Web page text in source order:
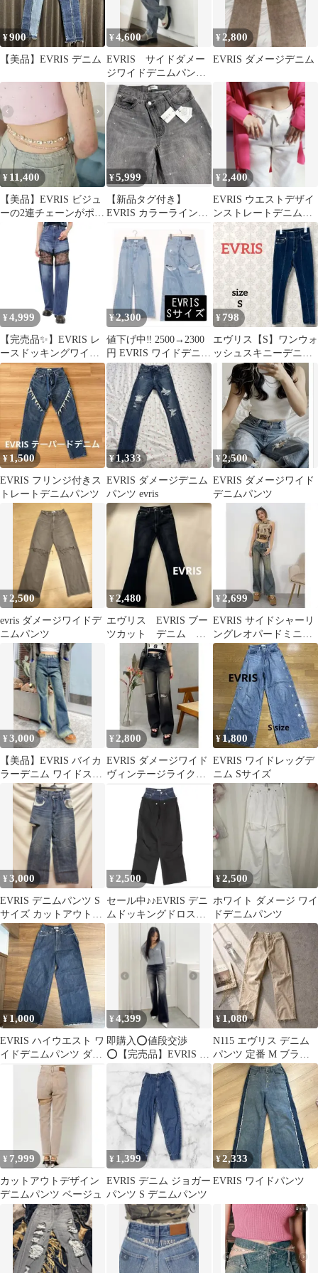
¥900
【美品】EVRIS デニム
¥4,600
EVRIS サイドダメー
ジワイドデニムパンツ
（アイスブルー）
¥ 2,800
EVRIS ダメージデニム
¥ 11,400
【美品】EVRIS ビジュ
ーの2連チェーンがポイ
ントワイドデニム M
¥5,999
【新品タグ付き】
EVRIS カラーラインス
ワイドパンツ
¥ 2,400
EVRIS ウエストデザイ
ンストレートデニムパ
ンツ
¥ 4,999
【完売品✨】EVRIS レ
ースドッキングワイド
デニムパンツ サイズS
ブルー
¥2,300
値下げ中‼️ 2500→2300
円 EVRIS ワイドデニム
パンツ
¥ 798
エヴリス【S】ワンウォ
ッシュスキニーデニム
パンツ ストレッチ ハイ
ウエスト
¥ 1,500
EVRIS フリンジ付きス
トレートデニムパンツ
¥1,333
EVRIS ダメージデニム
パンツ evris
¥ 2,500
EVRIS ダメージワイド
デニムパンツ
¥ 2,500
evris ダメージワイドデ
ニムパンツ
¥2,480
エヴリス EVRIS ブー
ツカット デニム ジ
ーンズ フレアパン
ツ M
¥ 2,699
EVRIS サイドシャーリ
ングレオパードミニス
カパン デニム ヴィンテ
ージ
¥3,000
【美品】EVRIS バイカ
ラーデニム ワイドスト
レート M 美脚
¥ 2,800
EVRIS ダメージワイド
ヴィンテージライクデ
ニムパンツ
¥1,800
EVRIS ワイドレッグデ
ニム Sサイズ
¥3,000
EVRIS デニムパンツ S
サイズ カットアウトデ
ザイン
¥ 2,500
セール中♪︎♪︎EVRIS デニ
ムドッキングドロスト
¥2,500
ホワイト ダメージ ワイ
ドデニムパンツ
¥ 1,000
EVRIS ハイウエスト ワ
イドデニムパンツ ダメ
¥4,399
即購入⭕️値段交渉
⭕️【完売品】EVRIS セ
ミワイドフレアデニム
パンツ ブラックM
¥ 1,080
N115 エヴリス デニム
パンツ 定番 M ブラウ
ン ダメージ加工 春夏
¥ 7,999
カットアウトデザイン
デニムパンツ ベージュ
¥ 1,399
EVRIS デニム ジョガー
パンツ S デニムパンツ
¥2,333
EVRIS ワイドパンツ